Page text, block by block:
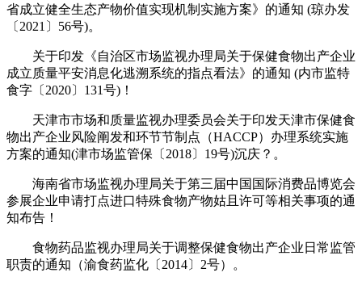
省成立健全生态产物价值实现机制实施方案》的通知 (琼办发
〔2021〕56号)。
关于印发《自治区市场监视办理局关于保健食物出产企业
成立质量平安消息化逃溯系统的指点看法》的通知 (内市监特
食字〔2020〕131号)！
天津市市场和质量监视办理委员会关于印发天津市保健食
物出产企业风险阐发和环节节制点（HACCP）办理系统实施
方案的通知(津市场监管保〔2018〕19号)沉庆？。
海南省市场监视办理局关于第三届中国国际消费品博览会
参展企业申请打点进口特殊食物产物姑且许可等相关事项的通
知布告！
食物药品监视办理局关于调整保健食物出产企业日常监管
职责的通知（渝食药监化〔2014〕2号）。